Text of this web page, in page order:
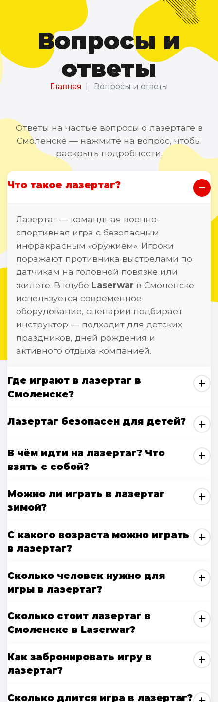
Вопросы и
ответы
Главная Вопросы и ответы
Ответы на частые вопросы о лазертаге в
Смоленске — нажмите на вопрос, чтобы
раскрыть подробности.
Что такое лазертаг?
Лазертаг — командная военно-
спортивная игра с безопасным
инфракрасным «оружием». Игроки
поражают противника выстрелами по
датчикам на головной повязке или
жилете. В клубе Laserwar в Смоленске
используется современное
оборудование, сценарии подбирает
инструктор — подходит для детских
праздников, дней рождения и
активного отдыха компанией.
Где играют в лазертаг в
Смоленске?
Лазертаг безопасен для детей?
В чём идти на лазертаг? Что
взять с собой?
Можно ли играть в лазертаг
зимой?
С какого возраста можно играть
в лазертаг?
Сколько человек нужно для
игры в лазертаг?
Сколько стоит лазертаг в
Смоленске в Laserwar?
Как забронировать игру в
лазертаг?
Сколько длится игра в лазертаг?